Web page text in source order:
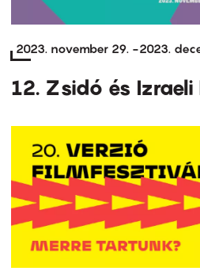
2023. november 29. -2023.
12. Zsidó és